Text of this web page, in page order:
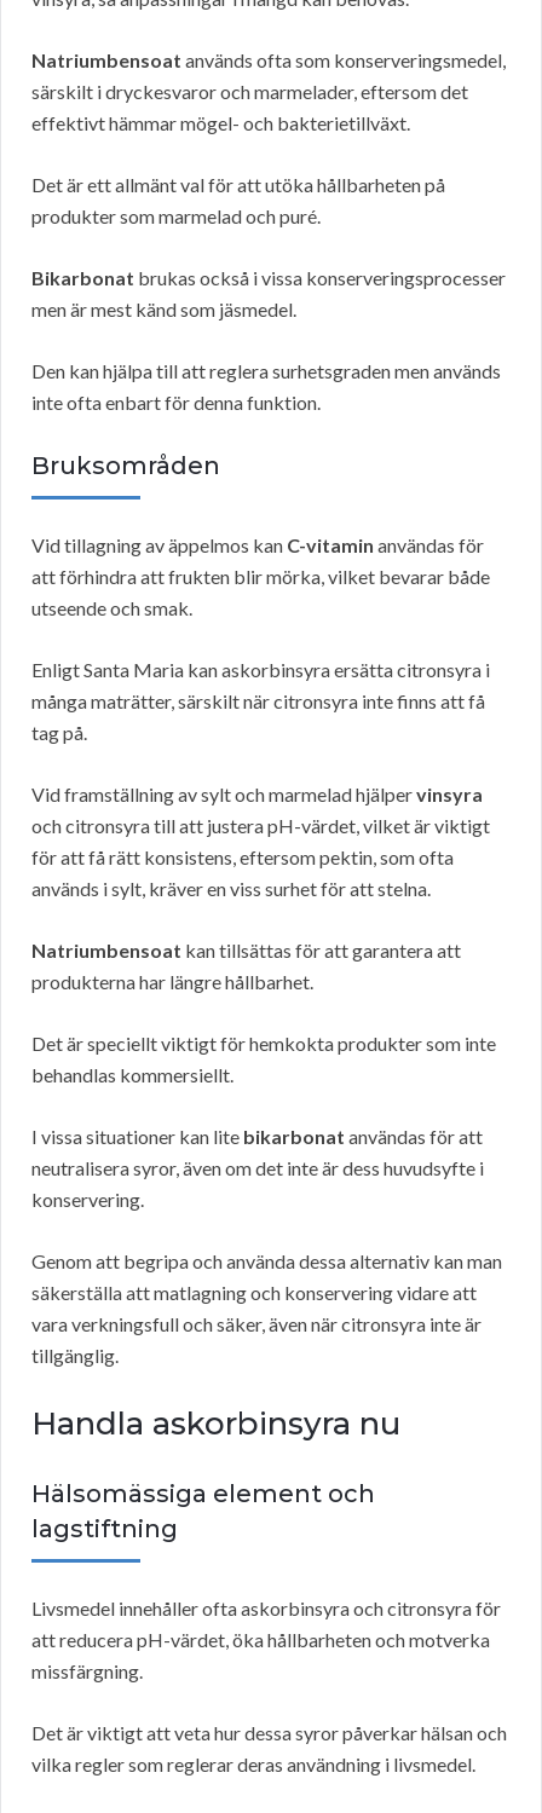
Natriumbensoat används ofta som konserveringsmedel,
särskilt i dryckesvaror och marmelader, eftersom det
effektivt hämmar mögel- och bakterietillväxt.
Det är ett allmänt val för att utöka hållbarheten på
produkter som marmelad och puré.
Bikarbonat brukas också i vissa konserveringsprocesser
men är mest känd som jäsmedel.
Den kan hjälpa till att reglera surhetsgraden men används
inte ofta enbart för denna funktion.
Bruksområden
Vid tillagning av äppelmos kan C-vitamin användas för
att förhindra att frukten blir mörka, vilket bevarar både
utseende och smak.
Enligt Santa Maria kan askorbinsyra ersätta citronsyra i
många maträtter, särskilt när citronsyra inte finns att få
tag på.
Vid framställning av sylt och marmelad hjälpervinsyra
och citronsyra till att justera pH-värdet, vilket är viktigt
för att få rätt konsistens, eftersom pektin, som ofta
används i sylt, kräver en viss surhet för att stelna.
Natriumbensoat kan tillsättas för att garantera att
produkterna har längre hållbarhet.
Det är speciellt viktigt för hemkokta produkter som inte
behandlas kommersiellt.
I vissa situationer kan lite bikarbonat användas för att
neutralisera syror, även om det inte är dess huvudsyfte i
konservering.
Genom att begripa och använda dessa alternativ kan man
säkerställa att matlagning och konservering vidare att
vara verkningsfull och säker, även när citronsyra inte är
tillgänglig.
Handla askorbinsyra nu
Hälsomässiga element och
lagstiftning
Livsmedel innehåller ofta askorbinsyra och citronsyra för
att reducera pH-värdet, öka hållbarheten och motverka
missfärgning.
Det är viktigt att veta hur dessa syror påverkar hälsan och
vilka regler som reglerar deras användning i livsmedel.